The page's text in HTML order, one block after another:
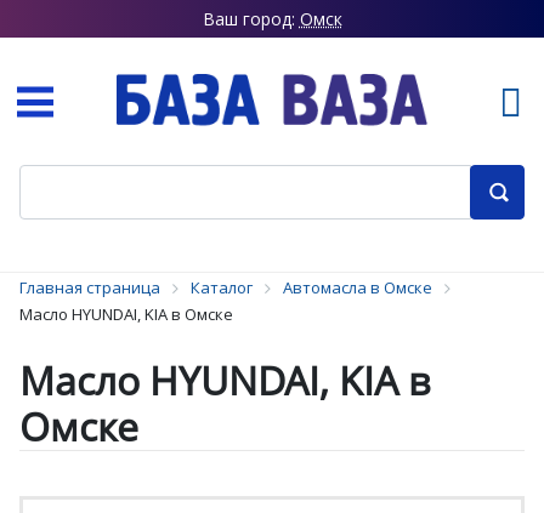
Ваш город: Омск
Главная страница Каталог
Автомасла в Омске
Масло HYUNDAI, KIA в Омске
Масло HYUNDAI, KIA в
Омске